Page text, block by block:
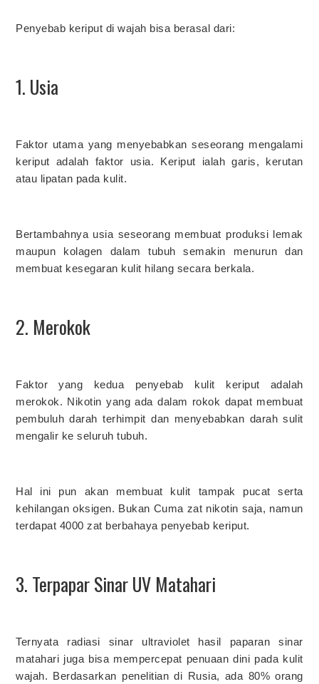
Penyebab keriput di wajah bisa berasal dari:
1. Usia
Faktor utama yang menyebabkan seseorang mengalami
keriput adalah faktor usia. Keriput ialah garis, kerutan
atau lipatan pada kulit.
Bertambahnya usia seseorang membuat produksi lemak
maupun kolagen dalam tubuh semakin menurun dan
membuat kesegaran kulit hilang secara berkala.
2. Merokok
Faktor yang kedua penyebab kulit keriput adalah
merokok. Nikotin yang ada dalam rokok dapat membuat
pembuluh darah terhimpit dan menyebabkan darah sulit
mengalir ke seluruh tubuh.
Hal ini pun akan membuat kulit tampak pucat serta
kehilangan oksigen. Bukan Cuma zat nikotin saja, namun
terdapat 4000 zat berbahaya penyebab keriput.
3. Terpapar Sinar UV Matahari
Ternyata radiasi sinar ultraviolet hasil paparan sinar
matahari juga bisa mempercepat penuaan dini pada kulit
wajah. Berdasarkan penelitian di Rusia, ada 80% orang